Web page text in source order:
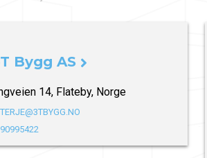
Bygg AS
14, Flateby, Norge
TERJE@3TBYGG.NO
90995422